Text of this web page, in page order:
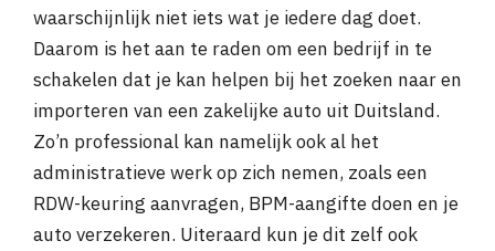
waarschijnlijk niet iets wat je iedere dag doet.
Daarom is het aan te raden om een bedrijf in te
schakelen dat je kan helpen bij het zoeken naar en
importeren van een zakelijke auto uit Duitsland.
Zo’n professional kan namelijk ook al het
administratieve werk op zich nemen, zoals een
RDW-keuring aanvragen, BPM-aangifte doen en je
auto verzekeren. Uiteraard kun je dit zelf ook